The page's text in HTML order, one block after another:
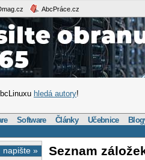
AbcPráce.cz
hledá autory!
Software Články Učebnice
napište » Seznam